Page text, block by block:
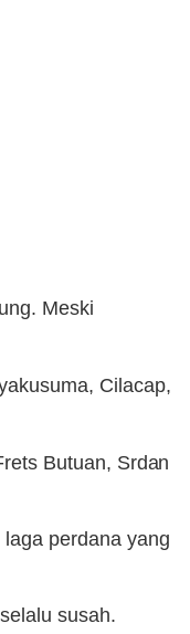
Meski
Cilacap,
Butuan, Srdan
perdana yang
susah.